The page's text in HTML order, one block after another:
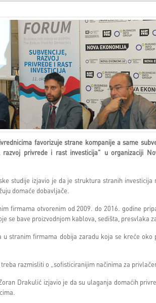
favorizuje strane kompanije a same
razvoj privrede i rast investicija" u organizaciji
studije izjavio je da je struktura stranih
domaće dobavljače.
firmama otvorenim od 2009. do 2016. godine
se bave proizvodnjom kablova, sedišta, presvlaka
u stranim firmama dobija zaradu koja se kreće
razmisliti o „sofisticiranijim načinima za
Drakulić izjavio je da su ulaganja domaćih